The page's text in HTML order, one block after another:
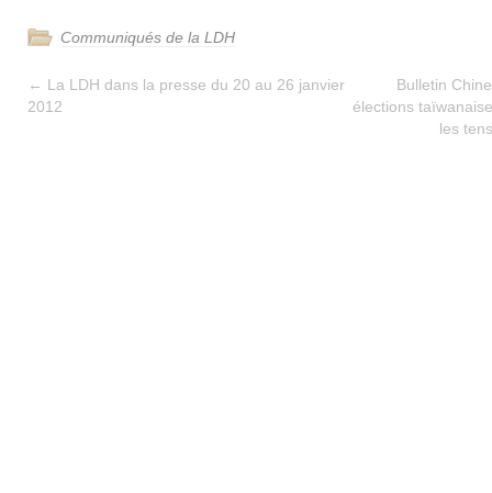
Communiqués de la LDH
← La LDH dans la presse du 20 au 26 janvier
2012
Bulletin
élections
les